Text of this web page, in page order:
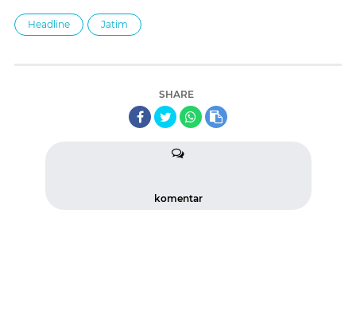
Headline Jatim
SHARE
komentar